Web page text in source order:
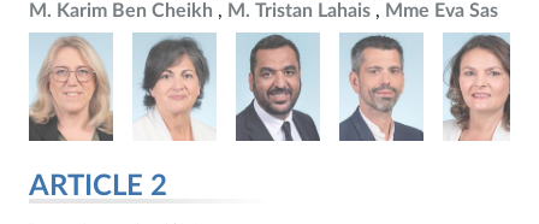
M. Karim Ben Cheikh
M. Tristan Lahais Mme Eva Sas
ARTICLE 2